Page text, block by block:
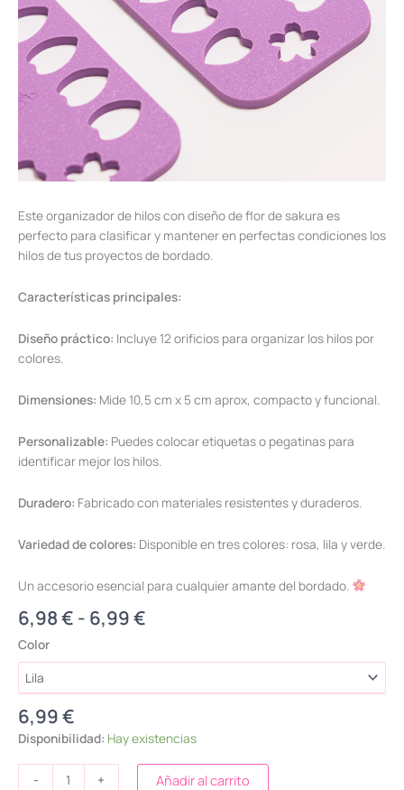
Este organizador de hilos con diseño de flor de sakura es
perfecto para clasificar y mantener en perfectas condiciones los
hilos de tus proyectos de bordado.
Características principales:
Diseño práctico: Incluye 12 orificios para organizar los hilos por
colores.
Dimensiones: Mide 10,5 cm x 5 cm aprox, compacto y funcional.
Personalizable: Puedes colocar etiquetas o pegatinas para
identificar mejor los hilos.
Duradero: Fabricado con materiales resistentes y duraderos.
Variedad de colores: Disponible en tres colores: rosa, lila y verde.
Un accesorio esencial para cualquier amante del bordado.
6,98€ - 6,99€
Color
6,99€
Disponibilidad: Hay existencias
- + Añadir al carrito